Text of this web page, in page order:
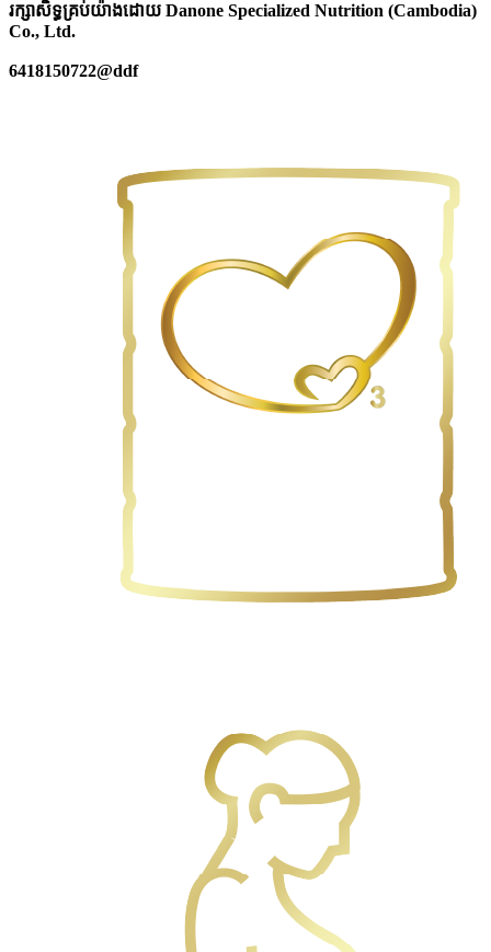
រក្សាសិទ្ធគ្រប់យ៉ាងដោយ Danone Specialized Nutrition (Cambodia)
Co., Ltd.
6418150722@ddf